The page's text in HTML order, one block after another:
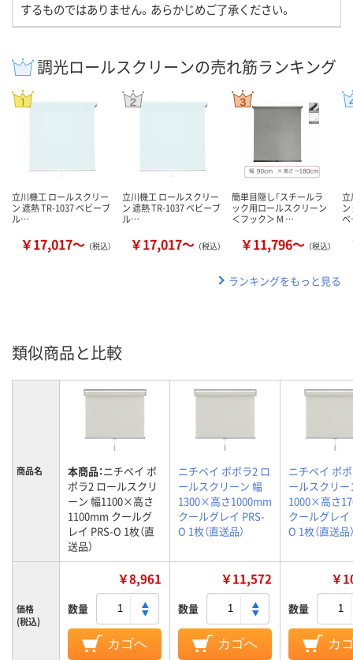
するものではありません。あらかじめご了承ください。
調光ロールスクリーンの売れ筋ランキング
立川機工 ロールスクリー
ン 遮熱 TR-1037 ベビーブ
ル…
￥17,017～ （税込）
立川機工 ロールスクリー
ン 遮熱 TR-1037 ベビーブ
ル…
￥17,017～ （税込）
簡単目隠し「スチールラ
ック用ロールスクリーン
＜フック＞ M …
￥11,796～ （税込）
ランキングをもっと見る
類似商品と比較
商品名 本商品：ニチベイ ポ
ポラ2 ロールスクリ
ーン 幅1100×高さ
1100mm クールグ
レイ PRS-O 1枚（直
送品）
ニチベイ ポポラ2 ロ
ールスクリーン 幅
1300×高さ1000mm
クールグレイ PRS-
O 1枚（直送品）
ニチベイ ポ
ールスクリー
1000×高さ
クールグレイ
O 1枚（直送品
価格
(税込)
￥8,961
数量
カゴへ
￥11,572
数量
カゴへ
￥
数量
カ